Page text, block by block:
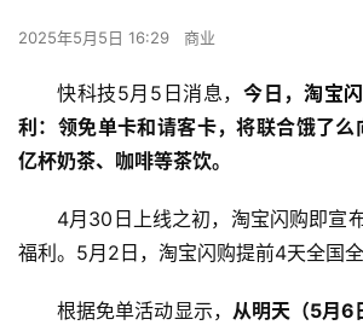
2025年5月5日 16:29 商业
快科技5月5日消息，今日， 淘宝
利：领免单卡和请客卡，将联合饿了么
亿杯奶茶、咖啡等茶饮。
4月30日上线之初，淘宝闪购即宣
福利。5月2日，淘宝闪购提前4天全国全
根据免单活动显示， 从明天（5月6